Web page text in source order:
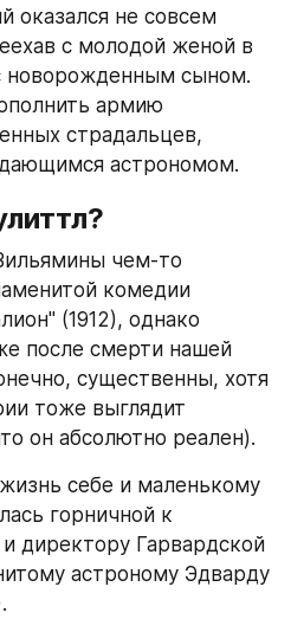
оказался не совсем
с молодой женой в
сыном.
армию
страдальцев,
астрономом.
чем-то
комедии
(1912), однако
после смерти нашей
существенны, хотя
тоже выглядит
он абсолютно реален).
себе и маленькому
горничной к
директору Гарвардской
астроному Эдварду